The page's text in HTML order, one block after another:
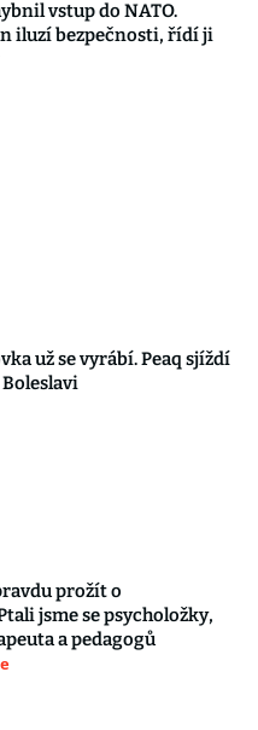
vstup do NATO.
iluzí bezpečnosti, řídí ji
už se vyrábí. Peaq sjíždí
prožít o
jsme se psycholožky,
a pedagogů